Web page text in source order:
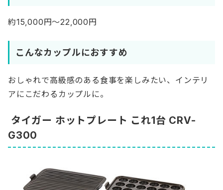
約15,000円～22,000円
こんなカップルにおすすめ
おしゃれで高級感のある食事を楽しみたい、インテリ
アにこだわるカップルに。
タイガー ホットプレート これ1台 CRV-
G300